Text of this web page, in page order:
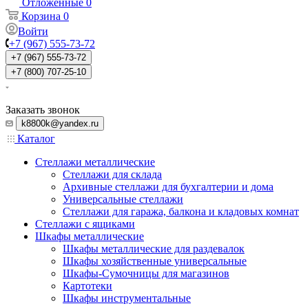
Отложенные 0
Корзина 0
Войти
+7 (967) 555-73-72
+7 (967) 555-73-72
+7 (800) 707-25-10
Заказать звонок
k8800k@yandex.ru
Каталог
Стеллажи металлические
Стеллажи для склада
Архивные стеллажи для бухгалтерии и дома
Универсальные стеллажи
Стеллажи для гаража, балкона и кладовых комнат
Стеллажи с ящиками
Шкафы металлические
Шкафы металлические для раздевалок
Шкафы хозяйственные универсальные
Шкафы-Сумочницы для магазинов
Картотеки
Шкафы инструментальные